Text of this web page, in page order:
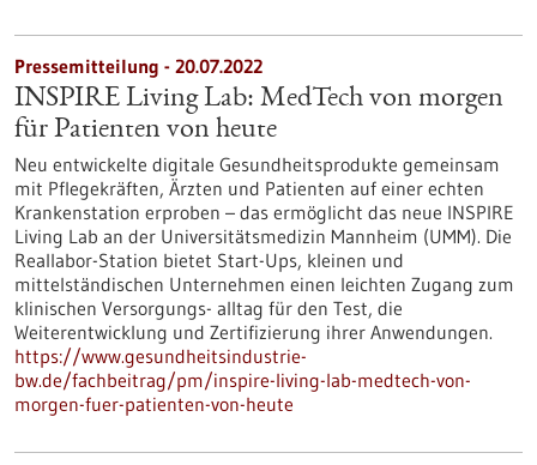
Pressemitteilung - 20.07.2022
INSPIRE Living Lab: MedTech von morgen
für Patienten von heute
Neu entwickelte digitale Gesundheitsprodukte gemeinsam
mit Pflegekräften, Ärzten und Patienten auf einer echten
Krankenstation erproben – das ermöglicht das neue INSPIRE
Living Lab an der Universitätsmedizin Mannheim (UMM). Die
Reallabor-Station bietet Start-Ups, kleinen und
mittelständischen Unternehmen einen leichten Zugang zum
klinischen Versorgungs- alltag für den Test, die
Weiterentwicklung und Zertifizierung ihrer Anwendungen.
https://www.gesundheitsindustrie-
bw.de/fachbeitrag/pm/inspire-living-lab-medtech-von-
morgen-fuer-patienten-von-heute